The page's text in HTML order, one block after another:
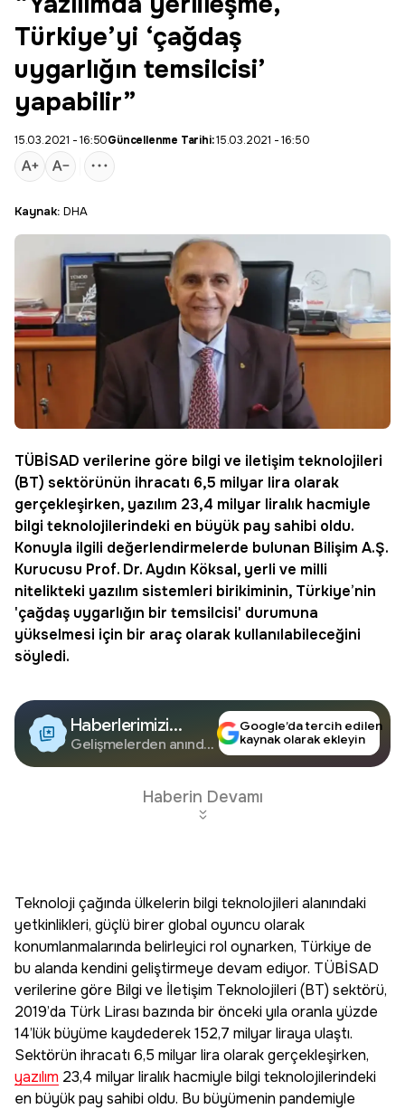
Türkiye’yi ‘çağdaş
uygarlığın temsilcisi’
yapabilir”
15.03.2021 - 16:50Güncellenme Tarihi:15.03.2021 - 16:50
Kaynak: DHA
TÜBİSAD verilerine göre bilgi ve iletişim teknolojileri
(BT) sektörünün ihracatı 6,5 milyar lira olarak
gerçekleşirken, yazılım 23,4 milyar liralık hacmiyle
bilgi teknolojilerindeki en büyük pay sahibi oldu.
Konuyla ilgili değerlendirmelerde bulunan Bilişim A.Ş.
Kurucusu Prof. Dr. Aydın Köksal, yerli ve milli
nitelikteki yazılım sistemleri birikiminin, Türkiye’nin
'çağdaş uygarlığın bir temsilcisi' durumuna
yükselmesi için bir araç olarak kullanılabileceğini
söyledi.
Haberlerimizi
Google'da Takip
Edin
Gelişmelerden anında
Google’da tercih edilen
kaynak olarak ekleyin
Haberin Devamı
Teknoloji çağında ülkelerin bilgi teknolojileri alanındaki
yetkinlikleri, güçlü birer global oyuncu olarak
konumlanmalarında belirleyici rol oynarken, Türkiye de
bu alanda kendini geliştirmeye devam ediyor. TÜBİSAD
verilerine göre Bilgi ve İletişim Teknolojileri (BT) sektörü,
2019’da Türk Lirası bazında bir önceki yıla oranla yüzde
14’lük büyüme kaydederek 152,7 milyar liraya ulaştı.
Sektörün ihracatı 6,5 milyar lira olarak gerçekleşirken,
yazılım 23,4 milyar liralık hacmiyle bilgi teknolojilerindeki
en büyük pay sahibi oldu. Bu büyümenin pandemiyle